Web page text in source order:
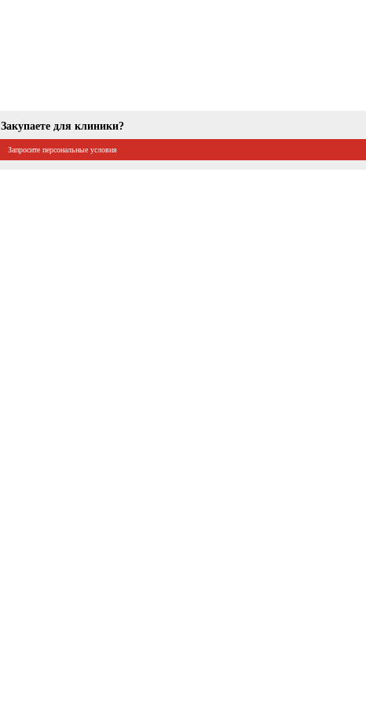
Закупаете для клиники?
Запросите персональные условия